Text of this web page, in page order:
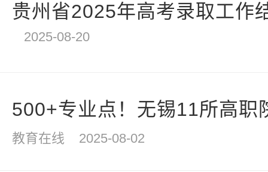
贵州省2025年高考录取工作
2025-08-20
500+专业点！无锡11所高职
教育在线 2025-08-02